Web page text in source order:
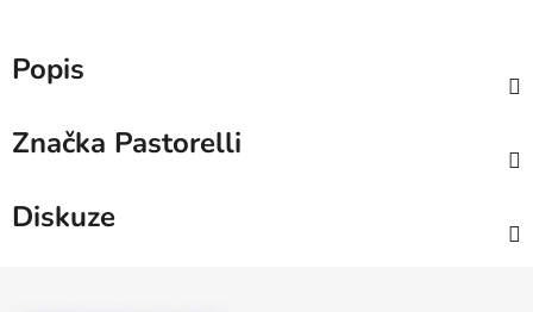
Popis
Značka Pastorelli
Diskuze